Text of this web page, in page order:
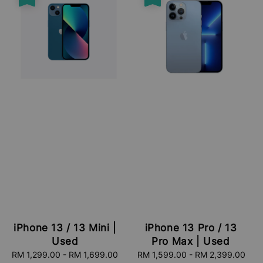
iPhone 13 / 13 Mini |
Used
Sale
RM 1,299.00 - RM 1,699.00
Regular
iPhone 13 Pro / 13
Pro Max | Used
Sale
RM 1,599.00 - RM 2,399.00